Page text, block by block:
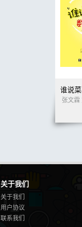
关于我们
关于我们
用户协议
联系我们